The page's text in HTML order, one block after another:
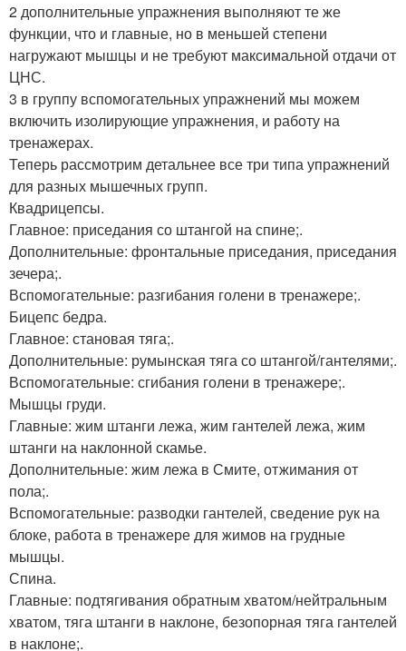
2 дополнительные упражнения выполняют те же
функции, что и главные, но в меньшей степени
нагружают мышцы и не требуют максимальной отдачи от
ЦНС.
3 в группу вспомогательных упражнений мы можем
включить изолирующие упражнения, и работу на
тренажерах.
Теперь рассмотрим детальнее все три типа упражнений
для разных мышечных групп.
Квадрицепсы.
Главное: приседания со штангой на спине;.
Дополнительные: фронтальные приседания, приседания
зечера;.
Вспомогательные: разгибания голени в тренажере;.
Бицепс бедра.
Главное: становая тяга;.
Дополнительные: румынская тяга со штангой/гантелями;.
Вспомогательные: сгибания голени в тренажере;.
Мышцы груди.
Главные: жим штанги лежа, жим гантелей лежа, жим
штанги на наклонной скамье.
Дополнительные: жим лежа в Смите, отжимания от
пола;.
Вспомогательные: разводки гантелей, сведение рук на
блоке, работа в тренажере для жимов на грудные
мышцы.
Спина.
Главные: подтягивания обратным хватом/нейтральным
хватом, тяга штанги в наклоне, безопорная тяга гантелей
в наклоне;.